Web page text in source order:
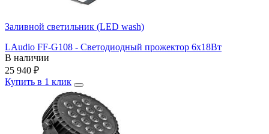
Заливной светильник (LED wash)
LAudio FF-G108 - Светодиодный прожектор 6х18Вт
В наличии
25 940 ₽
Купить в 1 клик